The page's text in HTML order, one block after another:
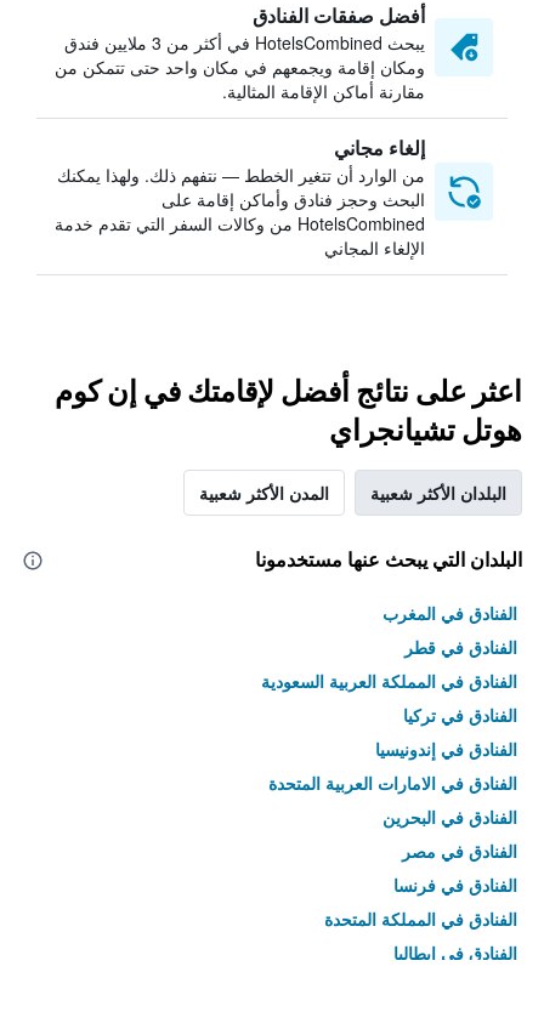
أفضل صفقات الفنادق
يبحث HotelsCombined في أكثر من 3 ملايين فندق
ومكان إقامة ويجمعهم في مكان واحد حتى تتمكن من
مقارنة أماكن الإقامة المثالية.
إلغاء مجاني
من الوارد أن تتغير الخطط — نتفهم ذلك. ولهذا يمكنك
البحث وحجز فنادق وأماكن إقامة على
HotelsCombined من وكالات السفر التي تقدم خدمة
الإلغاء المجاني
اعثر على نتائج أفضل لإقامتك في إن كوم
هوتل تشيانجراي
البلدان الأكثر شعبية المدن الأكثر شعبية
البلدان التي يبحث عنها مستخدمونا
الفنادق في المغرب
الفنادق في قطر
الفنادق في المملكة العربية السعودية
الفنادق في تركيا
الفنادق في إندونيسيا
الفنادق في الامارات العربية المتحدة
الفنادق في البحرين
الفنادق في مصر
الفنادق في فرنسا
الفنادق في المملكة المتحدة
الفنادق في إيطاليا